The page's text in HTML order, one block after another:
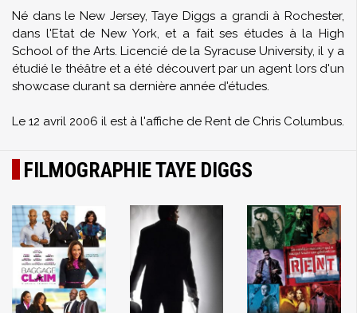
Né dans le New Jersey, Taye Diggs a grandi à Rochester,
dans l'Etat de New York, et a fait ses études à la High
School of the Arts. Licencié de la Syracuse University, il y a
étudié le théâtre et a été découvert par un agent lors d'un
showcase durant sa dernière année d'études.
Le 12 avril 2006 il est à l'affiche de Rent de Chris Columbus.
FILMOGRAPHIE TAYE DIGGS